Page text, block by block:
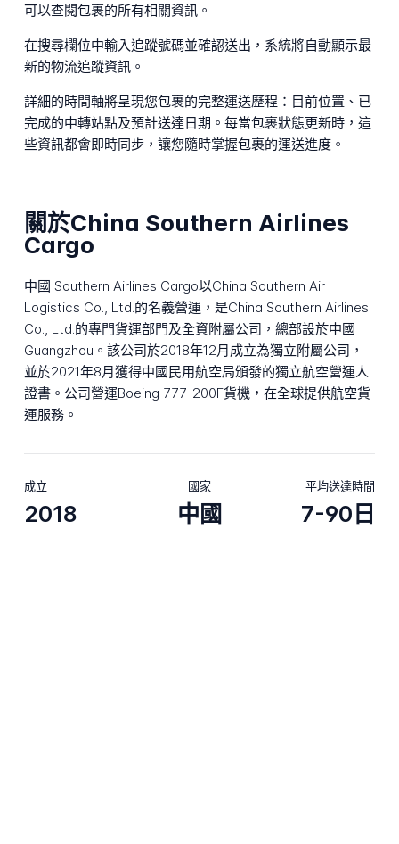
可以查閱包裹的所有相關資訊。
在搜尋欄位中輸入追蹤號碼並確認送出，系統將自動顯示最
新的物流追蹤資訊。
詳細的時間軸將呈現您包裹的完整運送歷程：目前位置、已
完成的中轉站點及預計送達日期。每當包裹狀態更新時，這
些資訊都會即時同步，讓您隨時掌握包裹的運送進度。
關於China Southern Airlines
Cargo
中國 Southern Airlines Cargo以China Southern Air
Logistics Co., Ltd.的名義營運，是China Southern Airlines
Co., Ltd.的專門貨運部門及全資附屬公司，總部設於中國
Guangzhou。該公司於2018年12月成立為獨立附屬公司，
並於2021年8月獲得中國民用航空局頒發的獨立航空營運人
證書。公司營運Boeing 777-200F貨機，在全球提供航空貨
運服務。
成立
2018
國家
中國
平均送達時間
7-90日